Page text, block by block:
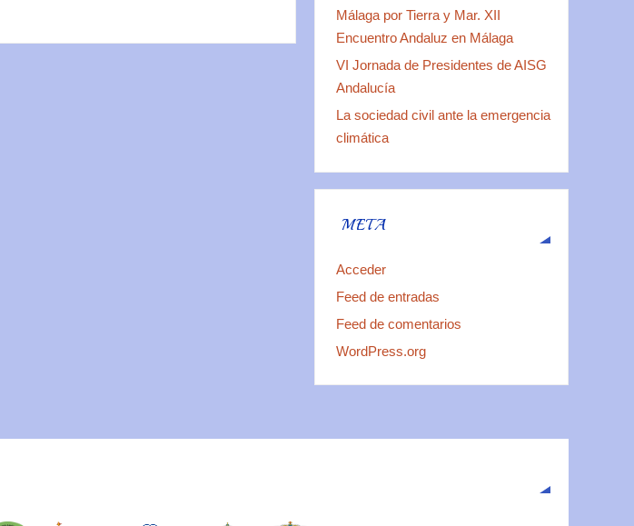
Málaga por Tierra y Mar. XII
Encuentro Andaluz en Málaga
VI Jornada de Presidentes de AISG
Andalucía
La sociedad civil ante la emergencia
climática
META
Acceder
Feed de entradas
Feed de comentarios
WordPress.org